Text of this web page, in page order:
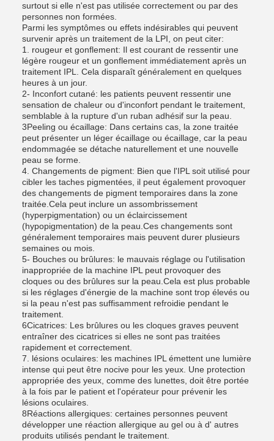
surtout si elle n'est pas utilisée correctement ou par des
personnes non formées.
Parmi les symptômes ou effets indésirables qui peuvent
survenir après un traitement de la LPI, on peut citer:
1. rougeur et gonflement: Il est courant de ressentir une
légère rougeur et un gonflement immédiatement après un
traitement IPL. Cela disparaît généralement en quelques
heures à un jour.
2- Inconfort cutané: les patients peuvent ressentir une
sensation de chaleur ou d'inconfort pendant le traitement,
semblable à la rupture d'un ruban adhésif sur la peau.
3Peeling ou écaillage: Dans certains cas, la zone traitée
peut présenter un léger écaillage ou écaillage, car la peau
endommagée se détache naturellement et une nouvelle
peau se forme.
4. Changements de pigment: Bien que l'IPL soit utilisé pour
cibler les taches pigmentées, il peut également provoquer
des changements de pigment temporaires dans la zone
traitée.Cela peut inclure un assombrissement
(hyperpigmentation) ou un éclaircissement
(hypopigmentation) de la peau.Ces changements sont
généralement temporaires mais peuvent durer plusieurs
semaines ou mois.
5- Bouches ou brûlures: le mauvais réglage ou l'utilisation
inappropriée de la machine IPL peut provoquer des
cloques ou des brûlures sur la peau.Cela est plus probable
si les réglages d'énergie de la machine sont trop élevés ou
si la peau n'est pas suffisamment refroidie pendant le
traitement.
6Cicatrices: Les brûlures ou les cloques graves peuvent
entraîner des cicatrices si elles ne sont pas traitées
rapidement et correctement.
7. lésions oculaires: les machines IPL émettent une lumière
intense qui peut être nocive pour les yeux. Une protection
appropriée des yeux, comme des lunettes, doit être portée
à la fois par le patient et l'opérateur pour prévenir les
lésions oculaires.
8Réactions allergiques: certaines personnes peuvent
développer une réaction allergique au gel ou à d' autres
produits utilisés pendant le traitement.